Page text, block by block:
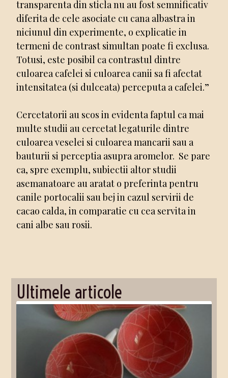
transparenta din sticla nu au fost semnificativ
diferita de cele asociate cu cana albastra in
niciunul din experimente, o explicatie in
termeni de contrast simultan poate fi exclusa.
Totusi, este posibil ca contrastul dintre
culoarea cafelei si culoarea canii sa fi afectat
intensitatea (si dulceata) perceputa a cafelei.”
Cercetatorii au scos in evidenta faptul ca mai
multe studii au cercetat legaturile dintre
culoarea veselei si culoarea mancarii sau a
bauturii si perceptia asupra aromelor. Se pare
ca, spre exemplu, subiectii altor studii
asemanatoare au aratat o preferinta pentru
canile portocalii sau bej in cazul servirii de
cacao calda, in comparatie cu cea servita in
cani albe sau rosii.
Ultimele articole